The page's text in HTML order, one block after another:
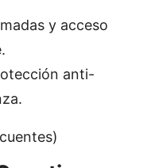
y acceso
anti-